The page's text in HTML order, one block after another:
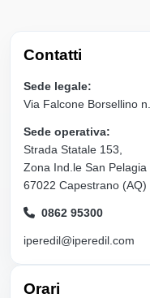
Contatti
Sede legale:
Via Falcone Borsellino
Sede operativa:
Strada Statale 153,
Zona Ind.le San Pelagia
67022 Capestrano (AQ)
0862 95300
iperedil@iperedil.com
Orari